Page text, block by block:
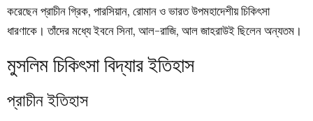
করেছেন প্রাচীন গ্রিক, পারসিয়ান, রোমান ও ভারত উপমহাদেশীয় চিকিৎসা
ধারণাকে। তাঁদের মধ্যে ইবনে সিনা, আল-রাজি, আল জাহরাউই ছিলেন অন্যতম।
মুসলিম চিকিৎসা বিদ্যার ইতিহাস
প্রাচীন ইতিহাস